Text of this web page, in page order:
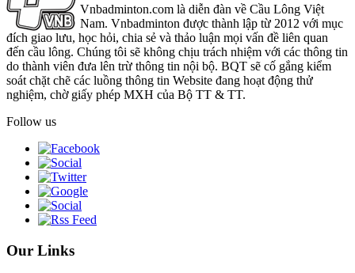
Vnbadminton.com là diễn đàn về Cầu Lông Việt
Nam. Vnbadminton được thành lập từ 2012 với mục
đích giao lưu, học hỏi, chia sẻ và thảo luận mọi vấn đề liên quan
đến cầu lông. Chúng tôi sẽ không chịu trách nhiệm với các thông tin
do thành viên đưa lên trừ thông tin nội bộ. BQT sẽ cố gắng kiểm
soát chặt chẽ các luồng thông tin Website đang hoạt động thử
nghiệm, chờ giấy phép MXH của Bộ TT & TT.
Follow us
Our Links